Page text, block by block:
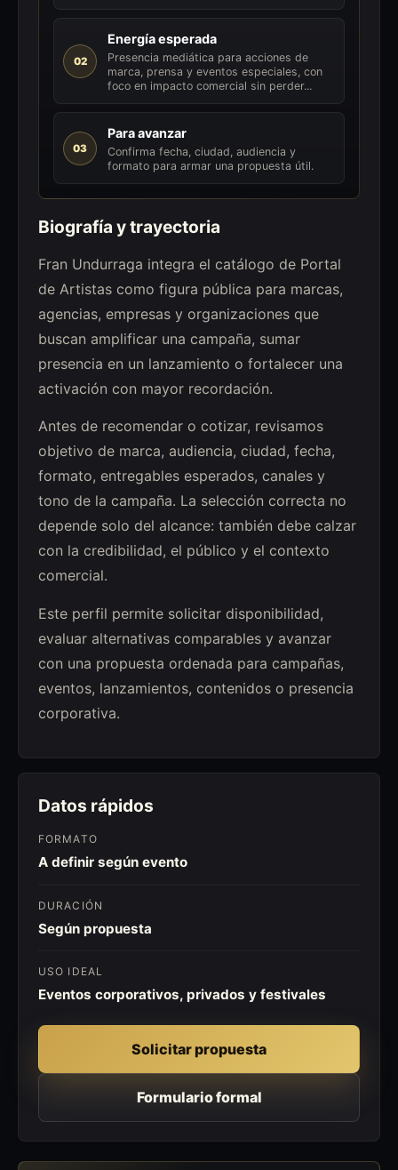
02
Energía esperada
Presencia mediática para acciones de
marca, prensa y eventos especiales, con
foco en impacto comercial sin perder...
03
Para avanzar
Confirma fecha, ciudad, audiencia y
formato para armar una propuesta útil.
Biografía y trayectoria
Fran Undurraga integra el catálogo de Portal
de Artistas como figura pública para marcas,
agencias, empresas y organizaciones que
buscan amplificar una campaña, sumar
presencia en un lanzamiento o fortalecer una
activación con mayor recordación.
Antes de recomendar o cotizar, revisamos
objetivo de marca, audiencia, ciudad, fecha,
formato, entregables esperados, canales y
tono de la campaña. La selección correcta no
depende solo del alcance: también debe calzar
con la credibilidad, el público y el contexto
comercial.
Este perfil permite solicitar disponibilidad,
evaluar alternativas comparables y avanzar
con una propuesta ordenada para campañas,
eventos, lanzamientos, contenidos o presencia
corporativa.
Datos rápidos
FORMATO
A definir según evento
DURACIÓN
Según propuesta
USO IDEAL
Eventos corporativos, privados y festivales
Solicitar propuesta
Formulario formal